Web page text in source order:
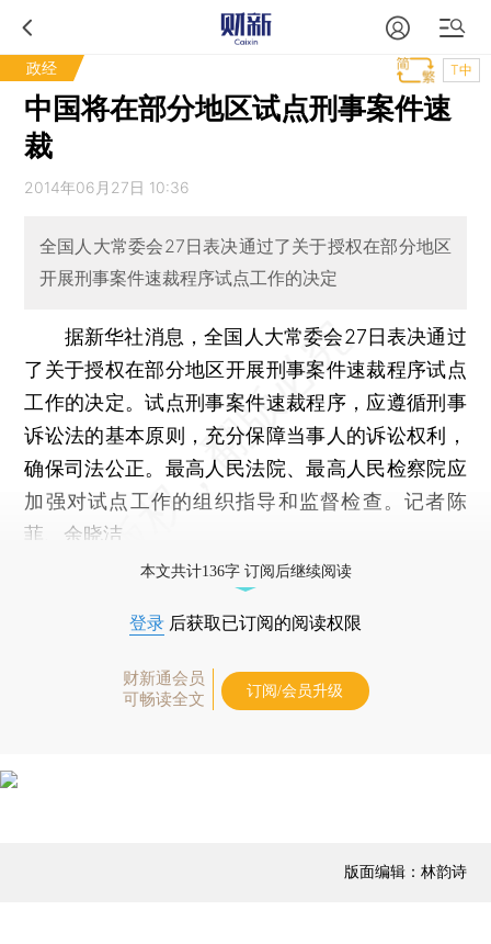
政经 T中
中国将在部分地区试点刑事案件速
裁
2014年06月27日 10:36
全国人大常委会27日表决通过了关于授权在部分地区
开展刑事案件速裁程序试点工作的决定
据新华社消息，全国人大常委会27日表决通过
了关于授权在部分地区开展刑事案件速裁程序试点
工作的决定。试点刑事案件速裁程序，应遵循刑事
诉讼法的基本原则，充分保障当事人的诉讼权利，
确保司法公正。最高人民法院、最高人民检察院应
加强对试点工作的组织指导和监督检查。记者陈
菲、余晓洁
本文共计136字 订阅后继续阅读
登录 后获取已订阅的阅读权限
财新通会员
可畅读全文
订阅/会员升级
版面编辑：林韵诗